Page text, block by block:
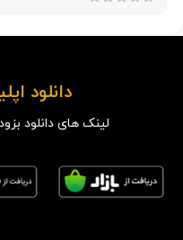
دانلود
لینک های دانلود